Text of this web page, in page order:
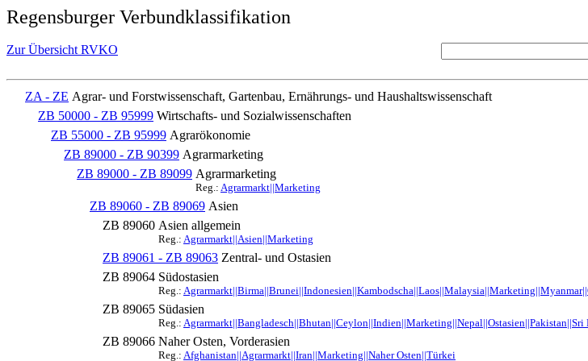
Regensburger Verbundklassifikation
Zur Übersicht RVKO
ZA - ZE Agrar- und Forstwissenschaft, Gartenbau, Ernährungs- und Haushaltswissenschaft
ZB 50000 - ZB 95999 Wirtschafts- und Sozialwissenschaften
ZB 55000 - ZB 95999 Agrarökonomie
ZB 89000 - ZB 90399 Agrarmarketing
ZB 89000 - ZB 89099 Agrarmarketing
Reg.: Agrarmarkt||Marketing
ZB 89060 - ZB 89069 Asien
ZB 89060 Asien allgemein
Reg.: Agrarmarkt||Asien||Marketing
ZB 89061 - ZB 89063 Zentral- und Ostasien
ZB 89064 Südostasien
Reg.:
ZB 89065 Südasien
Reg.: Agrarmarkt||Bangladesch||Bhutan||Ceylon||Indien||Marketing||Nepal||Ostasien||Pakistan||Sri
ZB 89066 Naher Osten, Vorderasien
Reg.: Afghanistan||Agrarmarkt||Iran||Marketing||Naher Osten||Türkei